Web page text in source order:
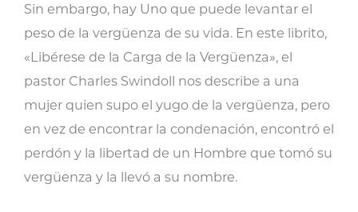
Sin embargo, hay Uno que puede levantar el
peso de la vergüenza de su vida. En este librito,
«Libérese de la Carga de la Vergüenza», el
pastor Charles Swindoll nos describe a una
mujer quien supo el yugo de la vergüenza, pero
en vez de encontrar la condenación, encontró el
perdón y la libertad de un Hombre que tomó su
vergüenza y la llevó a su nombre.